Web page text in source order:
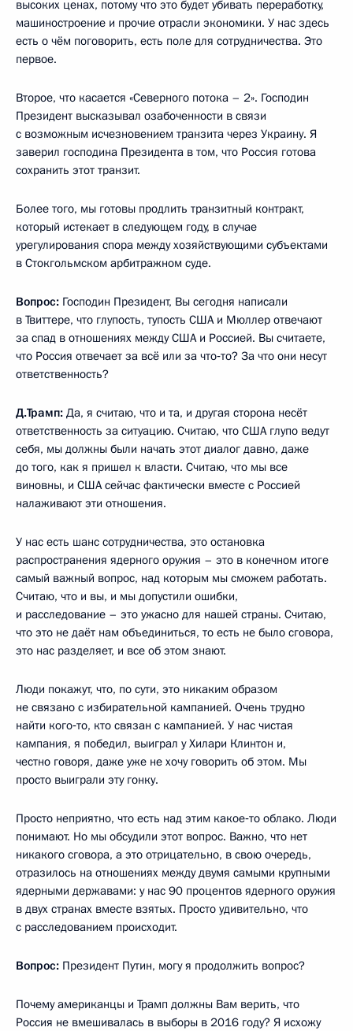
высоких ценах, потому что это будет убивать переработку,
машиностроение и прочие отрасли экономики. У нас здесь
есть о чём поговорить, есть поле для сотрудничества. Это
первое.
Второе, что касается «Северного потока – 2». Господин
Президент высказывал озабоченности в связи
с возможным исчезновением транзита через Украину. Я
заверил господина Президента в том, что Россия готова
сохранить этот транзит.
Более того, мы готовы продлить транзитный контракт,
который истекает в следующем году, в случае
урегулирования спора между хозяйствующими субъектами
в Стокгольмском арбитражном суде.
Вопрос: Господин Президент, Вы сегодня написали
в Твиттере, что глупость, тупость США и Мюллер отвечают
за спад в отношениях между США и Россией. Вы считаете,
что Россия отвечает за всё или за что‑то? За что они несут
ответственность?
Д.Трамп: Да, я считаю, что и та, и другая сторона несёт
ответственность за ситуацию. Считаю, что США глупо ведут
себя, мы должны были начать этот диалог давно, даже
до того, как я пришел к власти. Считаю, что мы все
виновны, и США сейчас фактически вместе с Россией
налаживают эти отношения.
У нас есть шанс сотрудничества, это остановка
распространения ядерного оружия – это в конечном итоге
самый важный вопрос, над которым мы сможем работать.
Считаю, что и вы, и мы допустили ошибки,
и расследование – это ужасно для нашей страны. Считаю,
что это не даёт нам объединиться, то есть не было сговора,
это нас разделяет, и все об этом знают.
Люди покажут, что, по сути, это никаким образом
не связано с избирательной кампанией. Очень трудно
найти кого‑то, кто связан с кампанией. У нас чистая
кампания, я победил, выиграл у Хилари Клинтон и,
честно говоря, даже уже не хочу говорить об этом. Мы
просто выиграли эту гонку.
Просто неприятно, что есть над этим какое‑то облако. Люди
понимают. Но мы обсудили этот вопрос. Важно, что нет
никакого сговора, а это отрицательно, в свою очередь,
отразилось на отношениях между двумя самыми крупными
ядерными державами: у нас 90 процентов ядерного оружия
в двух странах вместе взятых. Просто удивительно, что
с расследованием происходит.
Вопрос: Президент Путин, могу я продолжить вопрос?
Почему американцы и Трамп должны Вам верить, что
Россия не вмешивалась в выборы в 2016 году? Я исхожу